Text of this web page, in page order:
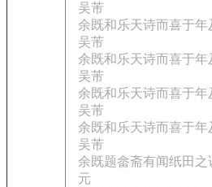
吴芾
余既和乐天诗而喜于
吴芾
余既和乐天诗而喜于
吴芾
余既和乐天诗而喜于
吴芾
余既和乐天诗而喜于
吴芾
余既题畲斋有闻纸田
元